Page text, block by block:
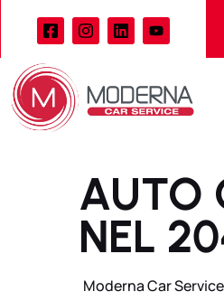
AUTO
NEL
Moderna Car